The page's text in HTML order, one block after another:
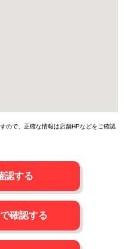
ので、正確な情報は店舗HPなどをご確認
認する
確認する